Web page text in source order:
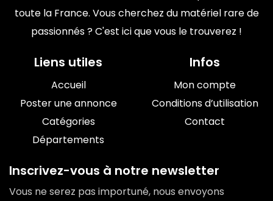
toute la France. Vous cherchez du matériel rare de
passionnés ? C'est ici que vous le trouverez !
Liens utiles
Accueil
Poster une annonce
Catégories
Départements
Infos
Mon compte
Conditions d’utilisation
Contact
Inscrivez-vous à notre newsletter
Vous ne serez pas importuné, nous envoyons